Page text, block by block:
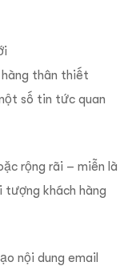
thân thiết
số tin tức quan
rộng rãi – miễn là
tượng khách hàng
nội dung email